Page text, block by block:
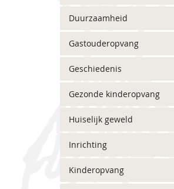
Duurzaamheid
Gastouderopvang
Geschiedenis
Gezonde kinderopvang
Huiselijk geweld
Inrichting
Kinderopvang